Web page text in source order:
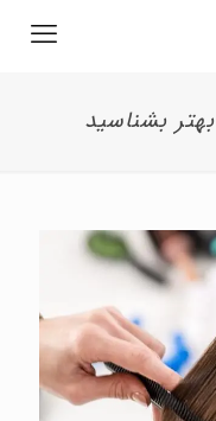
بشناسید